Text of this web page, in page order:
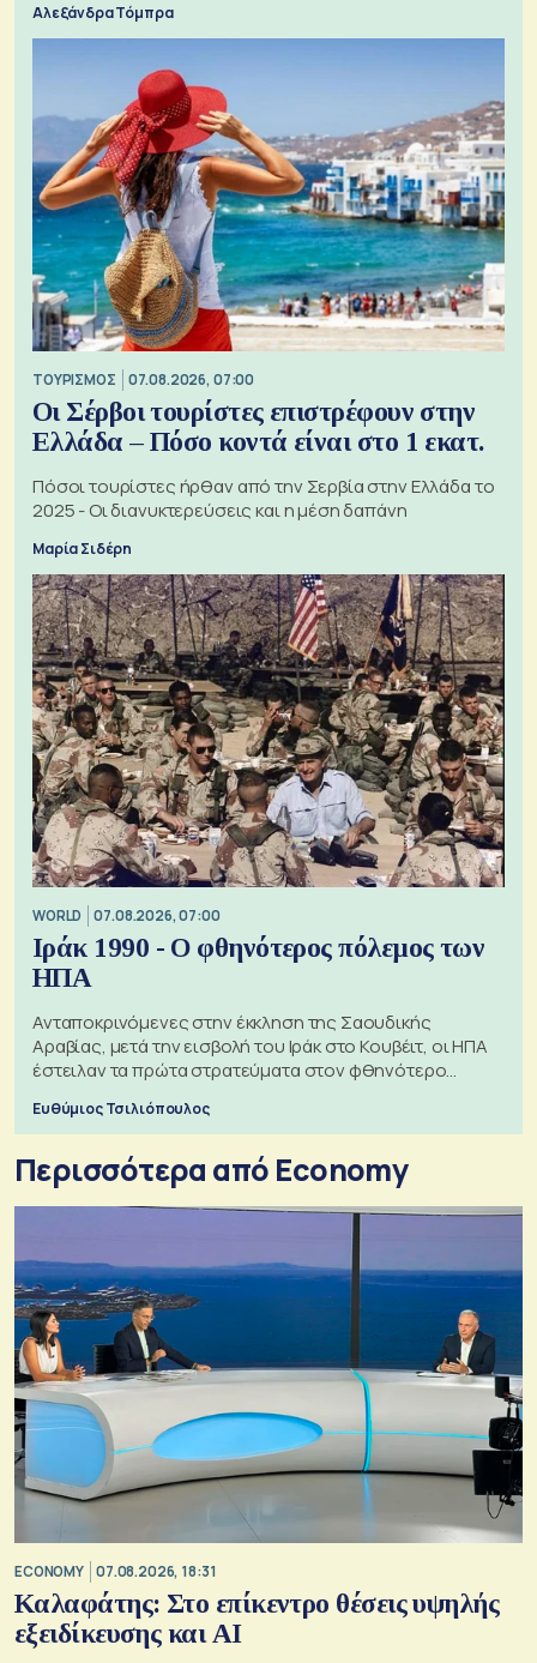
Αλεξάνδρα Τόμπρα
ΤΟΥΡΙΣΜΟΣ 07.08.2026, 07:00
Οι Σέρβοι τουρίστες επιστρέφουν στην
Ελλάδα – Πόσο κοντά είναι στο 1 εκατ.
Πόσοι τουρίστες ήρθαν από την Σερβία στην Ελλάδα το
2025 - Οι διανυκτερεύσεις και η μέση δαπάνη
Μαρία Σιδέρη
WORLD 07.08.2026, 07:00
Ιράκ 1990 - Ο φθηνότερος πόλεμος των
ΗΠΑ
Ανταποκρινόμενες στην έκκληση της Σαουδικής
Αραβίας, μετά την εισβολή του Ιράκ στο Κουβέιτ, οι ΗΠΑ
έστειλαν τα πρώτα στρατεύματα στον φθηνότερο
Ευθύμιος Τσιλιόπουλος
Περισσότερα από Economy
ECONOMY 07.08.2026, 18:31
Καλαφάτης: Στο επίκεντρο θέσεις υψηλής
εξειδίκευσης και AI